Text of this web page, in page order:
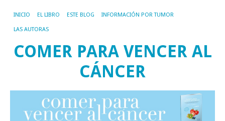
INICIO EL LIBRO ESTE BLOG INFORMACIÓN POR TUMOR
LAS AUTORAS
COMER PARA VENCER AL
CÁNCER